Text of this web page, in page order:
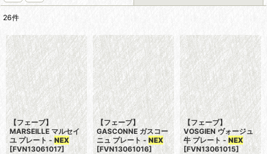
表示数:
並び順 :
絞り込む
26件
【フェーブ】
MARSEILLE マルセイ
ユ プレート -NEX
[FVN13061017]
【フェーブ】
GASCONNE ガスコー
ニュ プレート -NEX
[FVN13061016]
【フェーブ】
VOSGIEN ヴォージュ
牛 プレート -NEX
[FVN13061015]